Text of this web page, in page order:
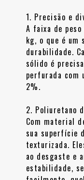
1. Precisão e
A faixa de
kg, o que é um
durabilidade.
sólido é
perfurada com
2%.
2. Poliuretano
Com material
sua superfície
texturizada.
ao desgaste e
estabilidade,